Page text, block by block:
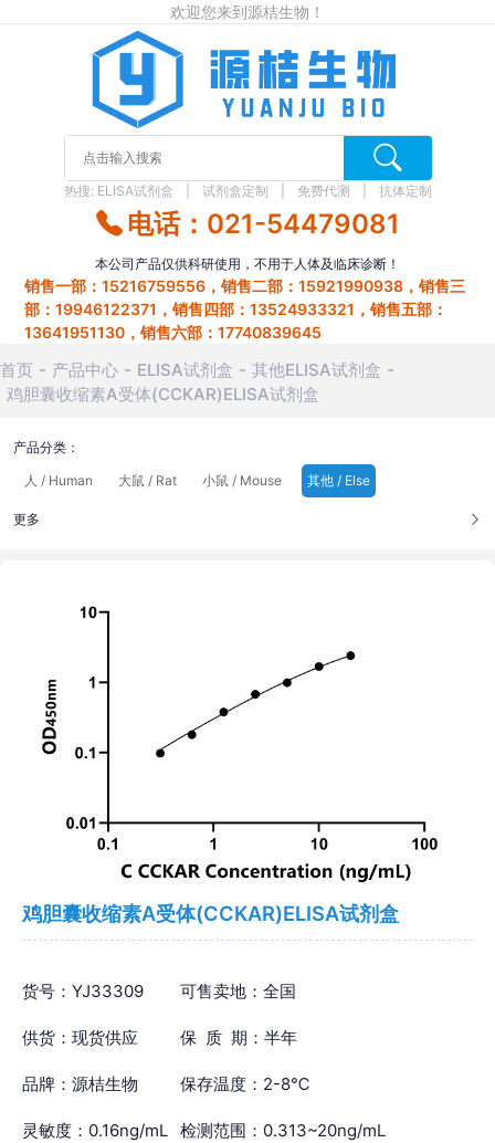
欢迎您来到源桔生物！
热搜: ELISA试剂盒 试剂盒定制 免费代测 抗体定制
电话：021-54479081
本公司产品仅供科研使用，不用于人体及临床诊断！
销售一部：15216759556，销售二部：15921990938，销售三
部：19946122371，销售四部：13524933321，销售五部：
13641951130，销售六部：17740839645
首页 产品中心 ELISA试剂盒
其他ELISA试剂盒
鸡胆囊收缩素A受体(CCKAR)ELISA试剂盒
产品分类：
人 / Human
大鼠 / Rat 小鼠 / Mouse 其他 / Else
更多
鸡胆囊收缩素A受体(CCKAR)ELISA试剂盒
货号：YJ33309 可售卖地：全国
供货：现货供应 保 质 期：半年
品牌：源桔生物 保存温度：2-8℃
灵敏度：0.16ng/mL 检测范围：0.313~20ng/mL